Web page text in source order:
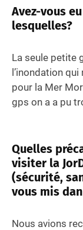
Avez-vous
lesquelles?
La seule petite
l’inondation
pour la Mer
gps on a a pu
Quelles
visiter la
(sécurité,
vous mis
Nous avions